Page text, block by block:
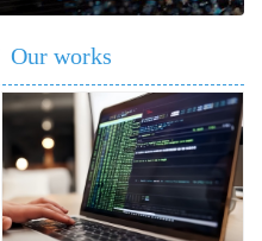
Our works